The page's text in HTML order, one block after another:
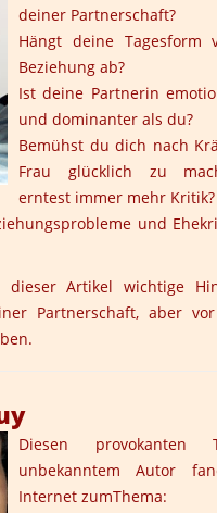
deiner Partnerschaft?
Hängt deine Tagesform
Beziehung ab?
Ist deine Partnerin
und dominanter als du?
Bemühst du dich nach
Frau glücklich zu
erntest immer mehr Kritik?
und
Artikel wichtige
Partnerschaft, aber
Diesen provokanten
unbekanntem Autor
Internet zumThema: